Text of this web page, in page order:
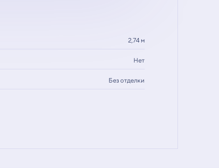
2,74 м
Нет
Без отделки